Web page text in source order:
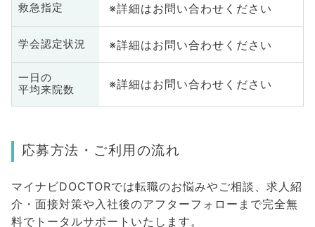
救急指定 ※詳細はお問い合わせください
学会認定状況 ※詳細はお問い合わせください
一日の
平均来院数
※詳細はお問い合わせください
応募方法・ご利用の流れ
マイナビDOCTORでは転職のお悩みやご相談、求人紹
介・面接対策や入社後のアフターフォローまで完全無
料でトータルサポートいたします。